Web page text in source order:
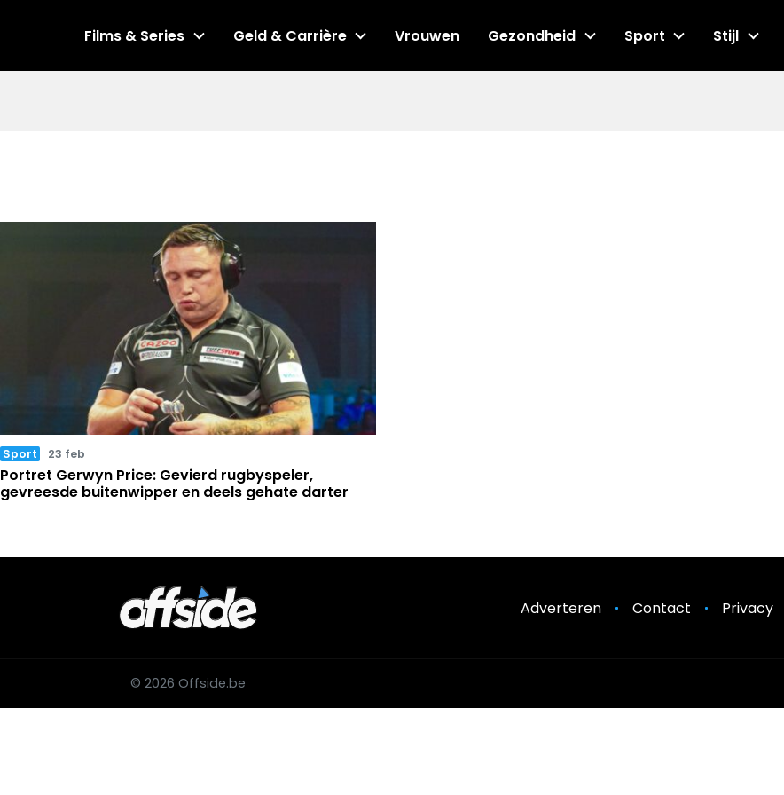
Films & Series Geld & Carrière Vrouwen Gezondheid Sport Stijl
Sport 23 feb
Portret Gerwyn Price: Gevierd rugbyspeler,
gevreesde buitenwipper en deels gehate darter
Adverteren Contact Privacy
© 2026 Offside.be